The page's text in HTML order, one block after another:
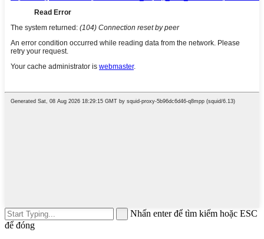
Nhấn enter để tìm kiếm hoặc ESC
để đóng